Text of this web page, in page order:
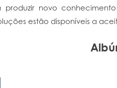
novo
estão disponíveis a